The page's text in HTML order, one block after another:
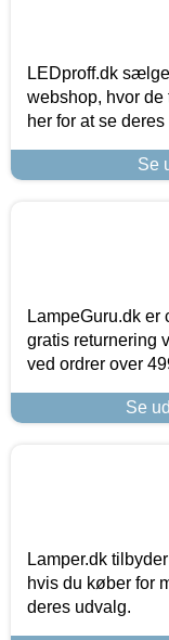
LEDproff.dk
webshop, hvor
her for at se
Se
LampeGuru.dk
gratis returnering
ved ordrer over
Se
Lamper.dk
hvis du køber for
deres udvalg.